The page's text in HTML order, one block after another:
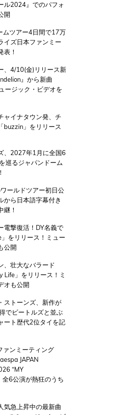
ル2024』でのパフォ
開
ムツアー4日間で17万
イズ日本ファンミー
表！
、4/10(金)リリース新
』から新曲
ージック・ビデオを
ャイナタウン発、チ
buzzin」をリリース
、2027年1月に全国6
巡るジャパンドーム
ールドツアー初日公
から日本語字幕付き
継！
電撃復活！DY名義で
をリリース！ミュー
公開
、壮大なバラード
Life」をリリース！ミ
オも公開
ストーンズ、新作が
でビートルズと並ぶ
ート歴代2位タイを記
ァンミーティング
JAPAN
“MY
全6公演が熱狂のうち
気急上昇中の最新曲